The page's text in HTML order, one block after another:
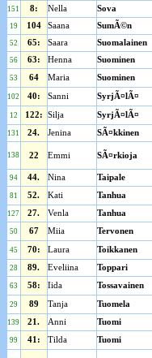
151 8: Nella Sova
19 104 Saana SumÃ©n
52 65: Saara Suomalainen
56 63: Henna Suominen
53 64 Maria Suominen
102 40: Sanni SyrjÃ¤lÃ¤
12 122: Silja SyrjÃ¤lÃ¤
131 24. Jenina SÃ¤kkinen
138 22 Emmi SÃ¤rkioja
94 44. Nina Taipale
81 52. Kati Tanhua
127 27. Venla Tanhua
50 67 Miia Tervonen
45 70: Laura Toikkanen
28 89. Eveliina Toppari
63 58: Iida Tossavainen
29 89 Tanja Tuomela
139 21. Anni Tuomi
99 41: Tilda Tuomi